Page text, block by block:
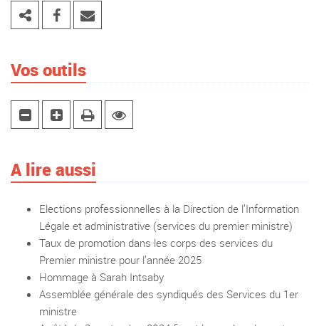
Vos outils
A lire aussi
Elections professionnelles à la Direction de l’Information
Légale et administrative (services du premier ministre)
Taux de promotion dans les corps des services du
Premier ministre pour l’année 2025
Hommage à Sarah Intsaby
Assemblée générale des syndiqués des Services du 1er
ministre